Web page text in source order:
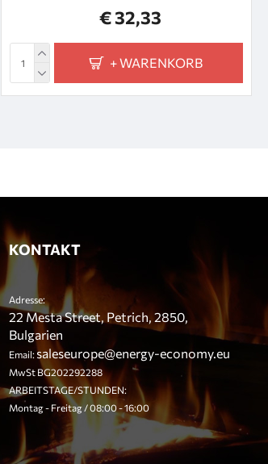
€ 32,33
+ WARENKORB
KONTAKT
Adresse:
22 Mesta Street, Petrich, 2850,
Bulgarien
Email:saleseurope@energy-economy.eu
MwSt BG202292288
ARBEITSTAGE/STUNDEN:
Montag - Freitag / 08:00 - 16:00